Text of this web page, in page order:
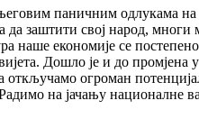
паничним одлукама
заштити свој народ, многи
наше економије се
Дошло је и до промјена
откључамо огроман
Радимо на јачању